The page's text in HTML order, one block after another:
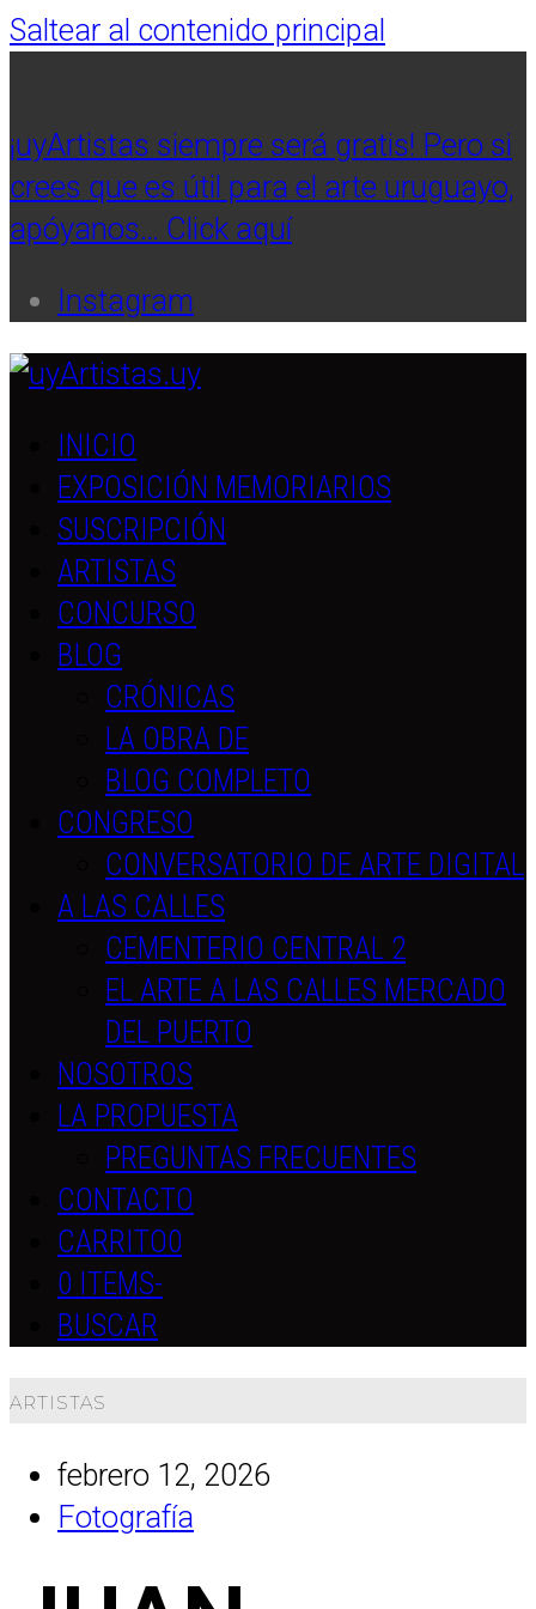
Saltear al contenido principal
¡uyArtistas siempre será gratis! Pero si
crees que es útil para el arte uruguayo,
apóyanos… Click aquí
Instagram
INICIO
EXPOSICIÓN MEMORIARIOS
SUSCRIPCIÓN
ARTISTAS
CONCURSO
BLOG
CRÓNICAS
LA OBRA DE
BLOG COMPLETO
CONGRESO
CONVERSATORIO DE ARTE DIGITAL
A LAS CALLES
CEMENTERIO CENTRAL 2
EL ARTE A LAS CALLES MERCADO
DEL PUERTO
NOSOTROS
LA PROPUESTA
PREGUNTAS FRECUENTES
CONTACTO
CARRITO0
0 ITEMS-
BUSCAR
ARTISTAS
febrero 12, 2026
Fotografía